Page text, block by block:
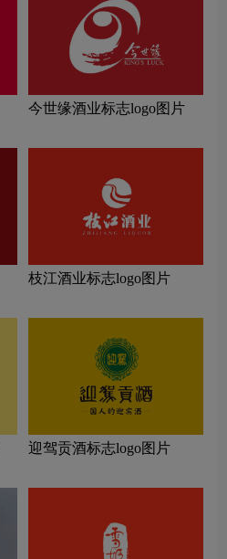
今世缘酒业标志logo图片
枝江酒业标志logo图片
迎驾贡酒标志logo图片